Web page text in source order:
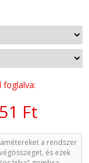
foglalva:
Ft
a rendszer
és ezek